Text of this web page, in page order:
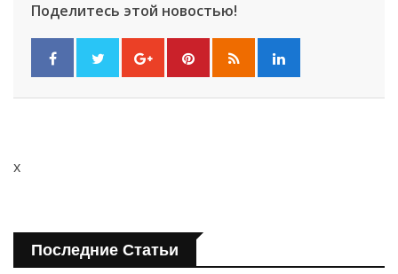
Поделитесь этой новостью!
x
Последние Статьи